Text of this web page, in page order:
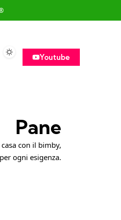
Youtube
Pane
con il bimby,
ogni esigenza.